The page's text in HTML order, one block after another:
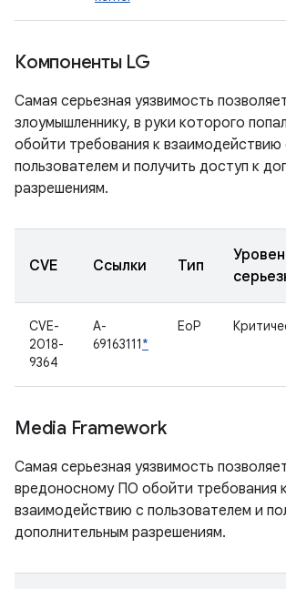
Компоненты LG
Самая серьезная уязвимость
злоумышленнику, в руки которого
обойти требования к взаимодействию
пользователем и получить доступ к
разрешениям.
CVE Ссылки Тип
CVE-
2018-
9364
A-
69163111*
EoP
Media Framework
Самая серьезная уязвимость
вредоносному ПО обойти требования
взаимодействию с пользователем и
дополнительным разрешениям.